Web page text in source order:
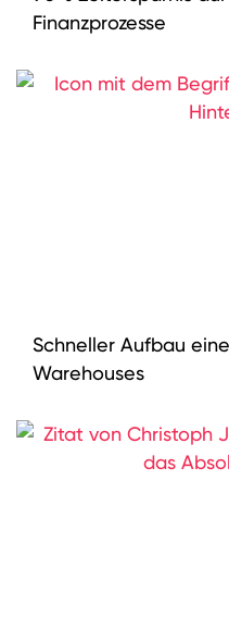
Finanzprozesse
Schneller Aufbau
Warehouses